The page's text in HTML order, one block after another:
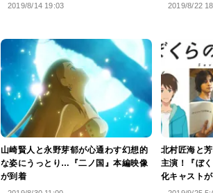
2019/8/14 19:03 2019/8/22
山崎賢人と永野芽郁が心通わす幻想的
な姿にうっとり…『二ノ国』本編映像
が到着
北村匠海と
主演！『ぼ
化キャスト